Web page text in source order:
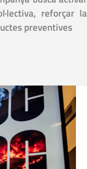
reforçar la
preventives